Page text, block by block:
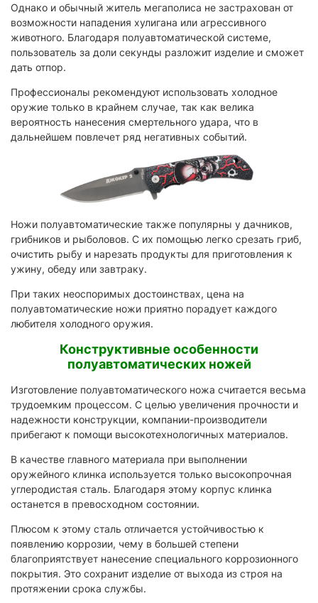
Однако и обычный житель мегаполиса не застрахован от
возможности нападения хулигана или агрессивного
животного. Благодаря полуавтоматической системе,
пользователь за доли секунды разложит изделие и сможет
дать отпор.
Профессионалы рекомендуют использовать холодное
оружие только в крайнем случае, так как велика
вероятность нанесения смертельного удара, что в
дальнейшем повлечет ряд негативных событий.
Ножи полуавтоматические также популярны у дачников,
грибников и рыболовов. С их помощью легко срезать гриб,
очистить рыбу и нарезать продукты для приготовления к
ужину, обеду или завтраку.
При таких неоспоримых достоинствах, цена на
полуавтоматические ножи приятно порадует каждого
любителя холодного оружия.
Конструктивные особенности
полуавтоматических ножей
Изготовление полуавтоматического ножа считается весьма
трудоемким процессом. С целью увеличения прочности и
надежности конструкции, компании-производители
прибегают к помощи высокотехнологичных материалов.
В качестве главного материала при выполнении
оружейного клинка используется только высокопрочная
углеродистая сталь. Благодаря этому корпус клинка
останется в превосходном состоянии.
Плюсом к этому сталь отличается устойчивостью к
появлению коррозии, чему в большей степени
благоприятствует нанесение специального коррозионного
покрытия. Это сохранит изделие от выхода из строя на
протяжении срока службы.